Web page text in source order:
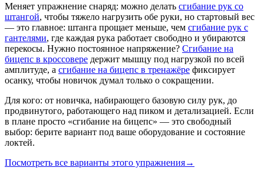
Меняет упражнение снаряд: можно делать сгибание рук со
штангой, чтобы тяжело нагрузить обе руки, но стартовый вес
— это главное: штанга прощает меньше, чем сгибание рук с
гантелями, где каждая рука работает свободно и убираются
перекосы. Нужно постоянное напряжение? Сгибание на
бицепс в кроссовере держит мышцу под нагрузкой по всей
амплитуде, а сгибание на бицепс в тренажёре фиксирует
осанку, чтобы новичок думал только о сокращении.
Для кого: от новичка, набирающего базовую силу рук, до
продвинутого, работающего над пиком и детализацией. Если
в плане просто «сгибание на бицепс» — это свободный
выбор: берите вариант под ваше оборудование и состояние
локтей.
Посмотреть все варианты этого упражнения→